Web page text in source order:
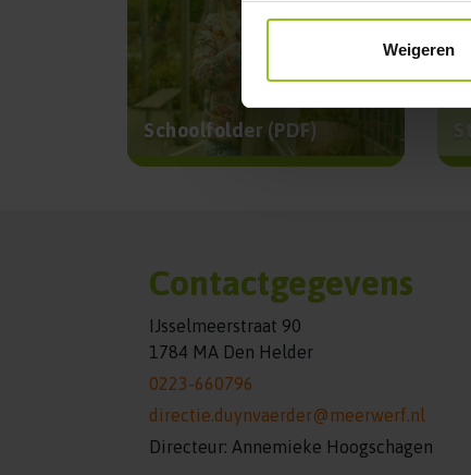
Weigeren
Schoolfolder (PDF)
Contactgegevens
IJsselmeerstraat 90
1784 MA Den Helder
0223-660796
directie.duynvaerder@meerwerf.nl
Directeur: Annemieke Hoogschagen